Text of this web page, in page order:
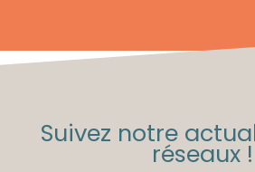
Suivez notre
réseaux !